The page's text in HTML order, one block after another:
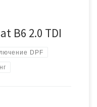
B6 2.0 TDI
DPF